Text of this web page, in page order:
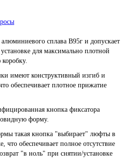
сплава В95г и допускает
для максимально плотной
имеют конструктивный изгиб и
обеспечивает плотное прижатие
кнопка фиксатора
форму.
такая кнопка "выбирает" люфты в
что обеспечивает полное отсутствие
"в ноль" при снятии/установке